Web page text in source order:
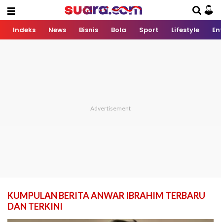
Indeks News Bisnis Bola Sport Lifestyle
KUMPULAN BERITA ANWAR IBRAHIM TERBARU
DAN TERKINI